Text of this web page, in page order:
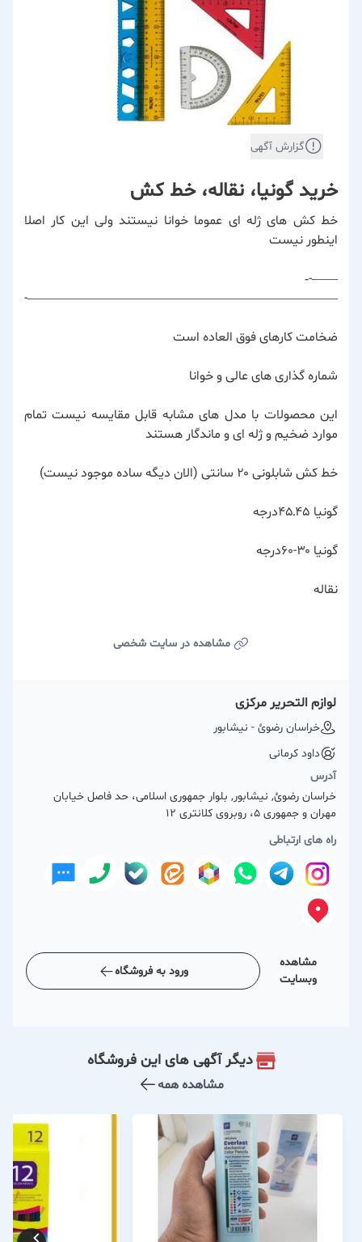
گزارش آگهی
خرید گونیا، نقاله، خط کش
خط کش های ژله ای عموما خوانا نیستند ولی این کار اصلا
اینطور نیست
——-‐
————————————————————————-
ضخامت کارهای فوق العاده است
شماره گذاری های عالی و خوانا
این محصولات با مدل های مشابه قابل مقایسه نیست تمام
موارد ضخیم و ژله ای و ماندگار هستند
خط کش شابلونی ۲۰ سانتی (الان دیگه ساده موجود نیست)
گونیا ۴۵ـ۴۵درجه
گونیا ۳۰-۶۰درجه
نقاله
مشاهده در سایت شخصی
لوازم التحریر مرکزی
خراسان رضوئ - نیشابور
داود کرمانی
آدرس
خراسان رضوئ, نیشابور, بلوار جمهوری اسلامی، حد فاصل خیابان
مهران و جمهوری 5، روبروی کلانتری ۱۲
راه های ارتباطی
مشاهده
وبسایت
ورود به فروشگاه
دیگر آگهی های این فروشگاه
مشاهده همه